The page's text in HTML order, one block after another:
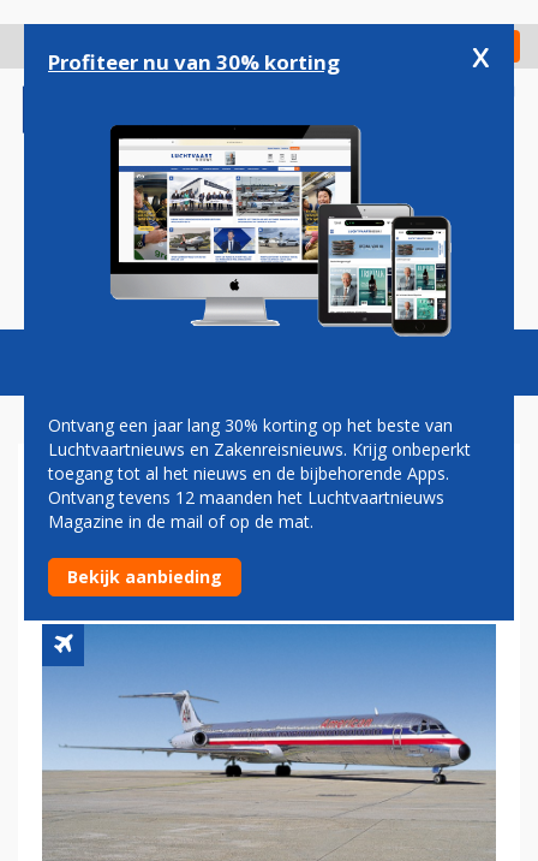
gaan
Check in
Magazine Podcasts Vacatures
AMERICAN AIRLINES NEEMT
IN 2019 AFSCHEID VAN MD-
80
Profiteer nu van 30% korting x
Ontvang een jaar lang 30% korting op het beste van
Luchtvaartnieuws en Zakenreisnieuws. Krijg onbeperkt
toegang tot al het nieuws en de bijbehorende Apps.
Ontvang tevens 12 maanden het Luchtvaartnieuws
Magazine in de mail of op de mat.
Bekijk aanbieding